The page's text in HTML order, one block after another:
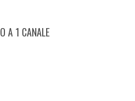
A 1 CANALE